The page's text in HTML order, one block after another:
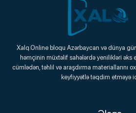
Xalq.Online
Onlayn
Xalq.Online bloqu Azərbaycan və dünya
həmçinin müxtəlif sahələrdə yenilikləri əks
cümlədən, təhlil və araşdırma materiallarını
keyfiyyətlə təqdim etməyə